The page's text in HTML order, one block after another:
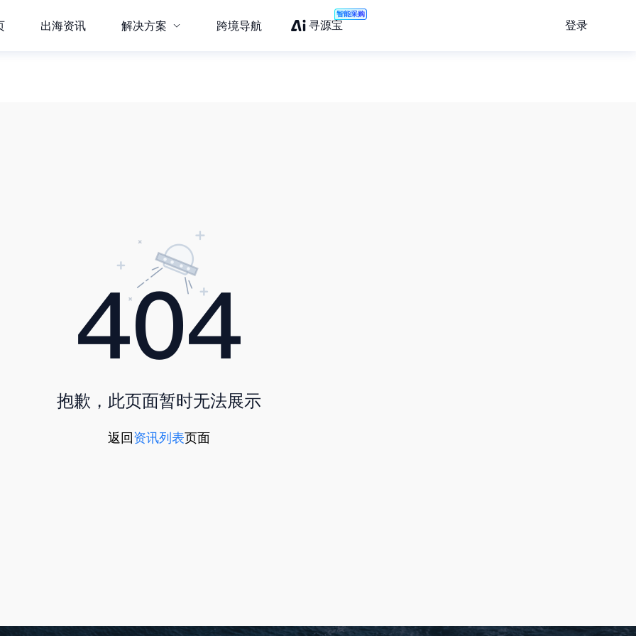
出海资讯 解决方案 跨境导航 寻源宝
智能采购
登录
抱歉，此页面暂时无法展示
返回资讯列表页面